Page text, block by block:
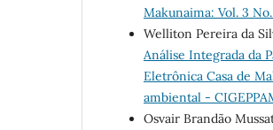
Makunaima: Vol. 3
Welliton Pereira da
Análise Integrada da
Eletrônica Casa de
ambiental -
Osvair Brandão